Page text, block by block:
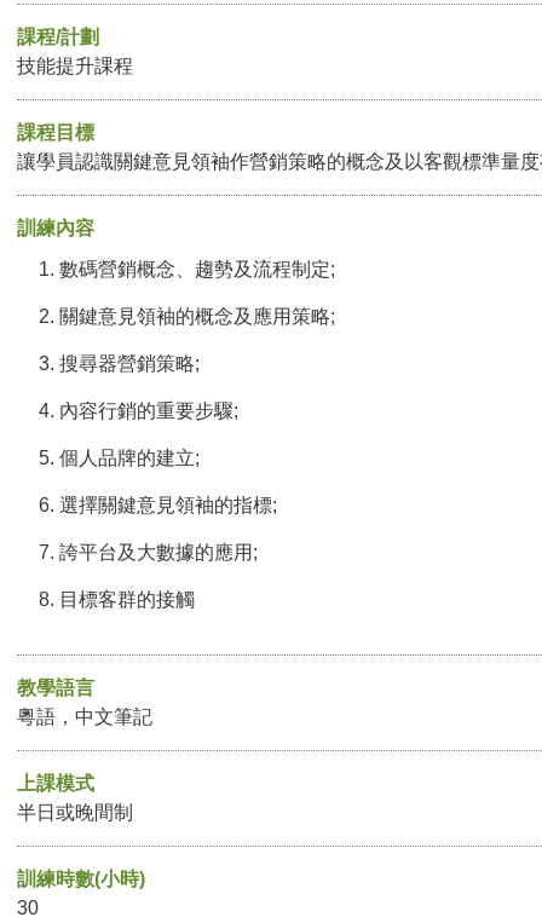
課程/計劃
技能提升課程
課程目標
讓學員認識關鍵意見領袖作營銷策略的概念及以客觀標準量
訓練內容
數碼營銷概念、趨勢及流程制定;
關鍵意見領袖的概念及應用策略;
搜尋器營銷策略;
內容行銷的重要步驟;
個人品牌的建立;
選擇關鍵意見領袖的指標;
誇平台及大數據的應用;
目標客群的接觸
教學語言
粵語，中文筆記
上課模式
半日或晚間制
訓練時數(小時)
30